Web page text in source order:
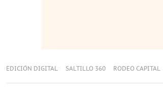
EDICIÓN DIGITAL SALTILLO 360 RODEO CAPITAL